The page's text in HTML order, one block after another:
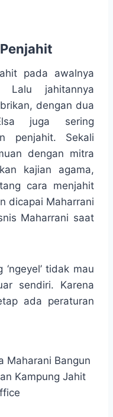
pada awalnya
Lalu jahitannya
dengan dua
juga sering
penjahit. Sekali
dengan mitra
kajian agama,
cara menjahit
dicapai Maharrani
Maharrani saat
tidak mau
sendiri. Karena
ada peraturan
Maharani Bangun
Kampung Jahit